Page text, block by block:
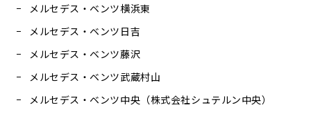
メルセデス・ベンツ横浜東
メルセデス・ベンツ日吉
メルセデス・ベンツ藤沢
メルセデス・ベンツ武蔵村山
メルセデス・ベンツ中央（株式会社シュテルン中央）